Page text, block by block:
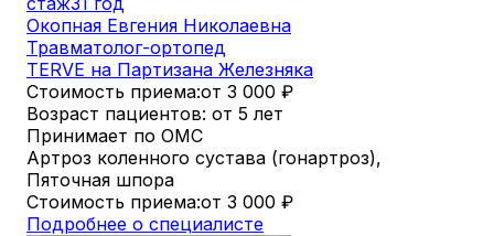
Окопная Евгения Николаевна
Травматолог-ортопед
TERVE на Партизана Железняка
Стоимость приема:от 3 000 ₽
Возраст пациентов: от 5 лет
Принимает по ОМС
Артроз коленного сустава (гонартроз),
Пяточная шпора
Стоимость приема:от 3 000 ₽
Подробнее о специалисте